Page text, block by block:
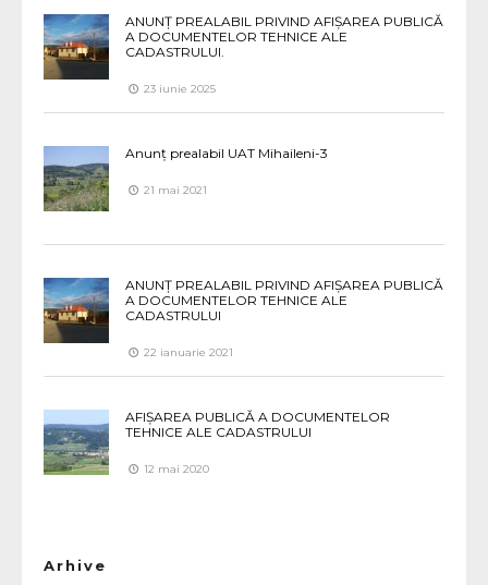
ANUNȚ PREALABIL PRIVIND AFIȘAREA PUBLICĂ
A DOCUMENTELOR TEHNICE ALE
CADASTRULUI.
23 iunie 2025
Anunț prealabil UAT Mihaileni-3
21 mai 2021
ANUNȚ PREALABIL PRIVIND AFIȘAREA PUBLICĂ
A DOCUMENTELOR TEHNICE ALE
CADASTRULUI
22 ianuarie 2021
AFIȘAREA PUBLICĂ A DOCUMENTELOR
TEHNICE ALE CADASTRULUI
12 mai 2020
Arhive